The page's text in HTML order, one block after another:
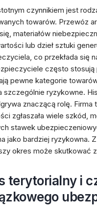
czynnikiem jest
towarów. Przewóz
materiałów
lub dzieł sztuki
co przekłada się
często stosują
pewne kategorie
szczególnie ryzykowne.
znaczącą rolę. Firma
zgłaszała wiele szkód,
stawek
jako bardziej ryzykowna.
okres może skutkować
terytorialny i